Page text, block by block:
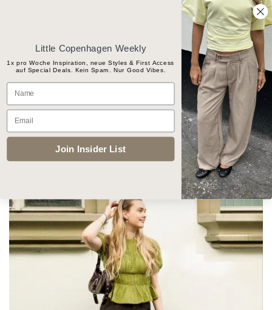
Products
search
START / BEKLEIDUNG / HOSEN
Add to
wishlist
Little Copenhagen Weekly
1x pro Woche Inspiration, neue Styles & First Access
auf Special Deals. Kein Spam. Nur Good Vibes.
Name
Email
Join Insider List